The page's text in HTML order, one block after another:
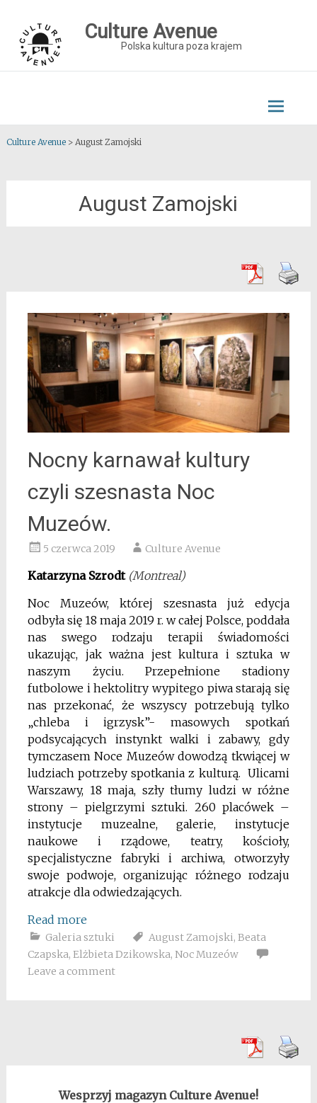
content
Culture Avenue
Polska kultura poza krajem
Culture Avenue> August Zamojski
August Zamojski
Nocny karnawał kultury
czyli szesnasta Noc
Muzeów.
5 czerwca 2019 Culture Avenue
Katarzyna Szrodt (Montreal)
Noc Muzeów, której szesnasta już edycja
odbyła się 18 maja 2019 r. w całej Polsce, poddała
nas swego rodzaju terapii świadomości
ukazując, jak ważna jest kultura i sztuka w
naszym życiu. Przepełnione stadiony
futbolowe i hektolitry wypitego piwa starają się
nas przekonać, że wszyscy potrzebują tylko
„chleba i igrzysk”- masowych spotkań
podsycających instynkt walki i zabawy, gdy
tymczasem Noce Muzeów dowodzą tkwiącej w
ludziach potrzeby spotkania z kulturą. Ulicami
Warszawy, 18 maja, szły tłumy ludzi w różne
strony – pielgrzymi sztuki. 260 placówek –
instytucje muzealne, galerie, instytucje
naukowe i rządowe, teatry, kościoły,
specjalistyczne fabryki i archiwa, otworzyły
swoje podwoje, organizując różnego rodzaju
atrakcje dla odwiedzających.
Read more
Galeria sztuki August Zamojski, Beata
Czapska, Elżbieta Dzikowska, Noc Muzeów
Leave a comment
Wesprzyj magazyn Culture Avenue!